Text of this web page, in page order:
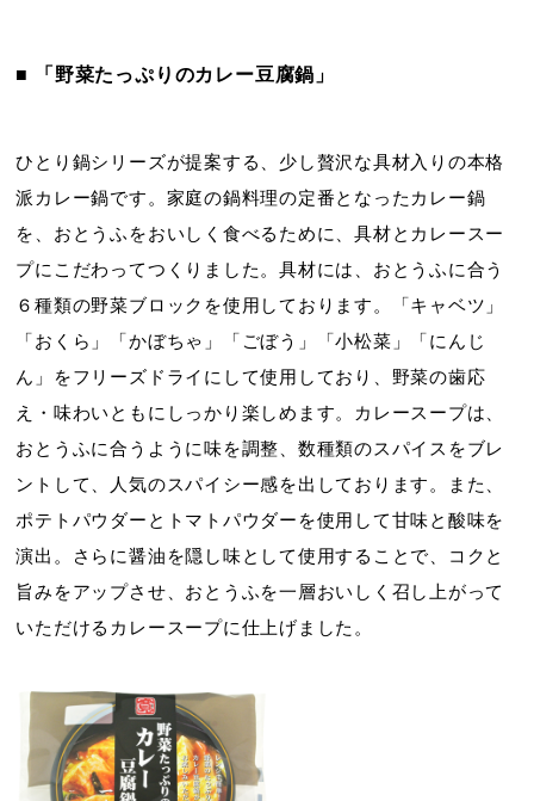
■ 「野菜たっぷりのカレー豆腐鍋」
ひとり鍋シリーズが提案する、少し贅沢な具材入りの本格
派カレー鍋です。家庭の鍋料理の定番となったカレー鍋
を、おとうふをおいしく食べるために、具材とカレースー
プにこだわってつくりました。具材には、おとうふに合う
６種類の野菜ブロックを使用しております。「キャベツ」
「おくら」「かぼちゃ」「ごぼう」「小松菜」「にんじ
ん」をフリーズドライにして使用しており、野菜の歯応
え・味わいともにしっかり楽しめます。カレースープは、
おとうふに合うように味を調整、数種類のスパイスをブレ
ントして、人気のスパイシー感を出しております。また、
ポテトパウダーとトマトパウダーを使用して甘味と酸味を
演出。さらに醤油を隠し味として使用することで、コクと
旨みをアップさせ、おとうふを一層おいしく召し上がって
いただけるカレースープに仕上げました。